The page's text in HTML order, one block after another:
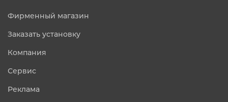
Фирменный магазин
Заказать установку
Компания
Сервис
Реклама